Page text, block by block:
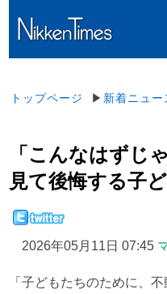
トップページ ▶ 新着ニュー
「こんなはずじ
見て後悔する子
2026年05月11日 07:45
「子どもたちのために、